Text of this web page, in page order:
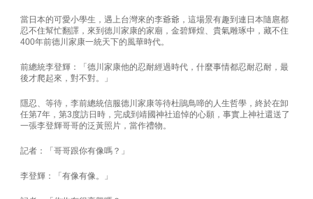
當日本的可愛小學生，遇上台灣來的李爺爺，這場景有趣到連日本隨扈都
忍不住幫忙翻譯，來到德川家康的家廟，金碧輝煌、貴氣雕琢中，藏不住
400年前德川家康一統天下的風華時代。
前總統李登輝：「德川家康他的忍耐經過時代，什麼事情都忍耐忍耐，最
後才爬起來，對不對。」
隱忍、等待，李前總統信服德川家康等待杜鵑鳥啼的人生哲學，終於在卸
任第7年，第3度訪日時，完成到靖國神社追悼的心願，事實上神社還送了
一張李登輝哥哥的泛黃照片，當作禮物。
記者：「哥哥跟你有像嗎？」
李登輝：「有像有像。」